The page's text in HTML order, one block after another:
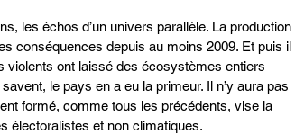
les échos d’un univers parallèle. La production
conséquences depuis au moins 2009. Et puis il
violents ont laissé des écosystèmes entiers
le pays en a eu la primeur. Il n’y aura pas
formé, comme tous les précédents, vise la
électoralistes et non climatiques.